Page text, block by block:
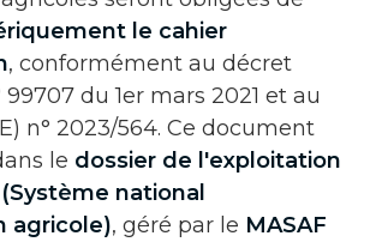
le cahier
, conformément au décret
du 1er mars 2021 et au
n° 2023/564. Ce document
le dossier de l'exploitation
national
agricole), géré par le MASAF